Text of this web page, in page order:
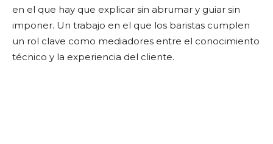
en el que hay que explicar sin abrumar y guiar sin
imponer. Un trabajo en el que los baristas cumplen
un rol clave como mediadores entre el conocimiento
técnico y la experiencia del cliente.